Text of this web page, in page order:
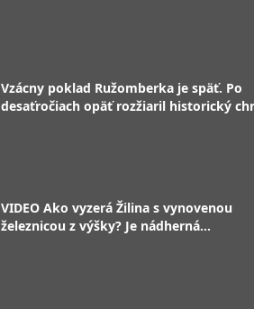
Vzácny poklad Ružomberka je späť. Po
desaťročiach opäť rozžiaril historický
VIDEO Ako vyzerá Žilina s vynovenou
železnicou z výšky? Je nádherná...